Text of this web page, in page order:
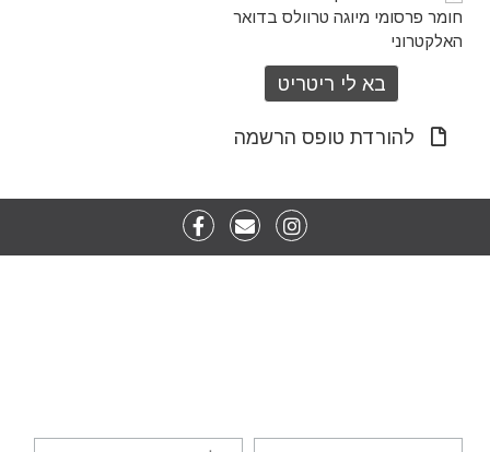
חומר פרסומי מיוגה טרוולס בדואר
האלקטרוני
להורדת טופס הרשמה